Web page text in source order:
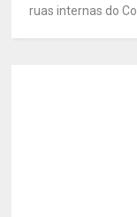
ruas internas do